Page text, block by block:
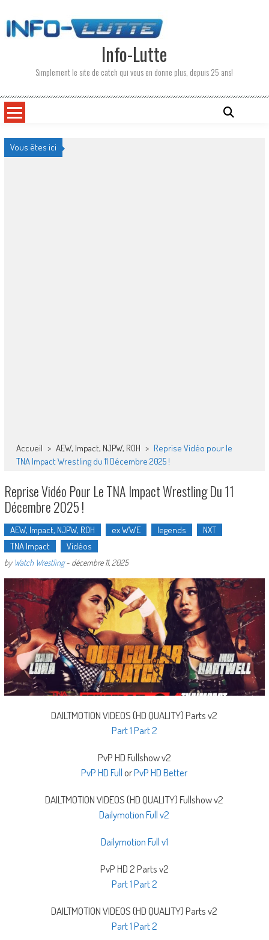
to
content
Info-Lutte
Simplement le site de catch qui vous en donne plus, depuis 25 ans!
Vous êtes ici
Accueil > AEW, Impact, NJPW, ROH > Reprise Vidéo pour le
TNA Impact Wrestling du 11 Décembre 2025 !
Reprise Vidéo Pour Le TNA Impact Wrestling Du 11
Décembre 2025 !
AEW, Impact, NJPW, ROH ex WWE legends
NXT
TNA Impact
Vidéos
by Watch Wrestling- décembre 11, 2025
DAILTMOTION VIDEOS (HD QUALITY) Parts v2
Part 1Part 2
PvP HD Fullshow v2
PvP HD FullorPvP HD Better
DAILTMOTION VIDEOS (HD QUALITY) Fullshow v2
Dailymotion Full v2
Dailymotion Full v1
PvP HD 2 Parts v2
Part 1Part 2
DAILTMOTION VIDEOS (HD QUALITY) Parts v2
Part 1Part 2